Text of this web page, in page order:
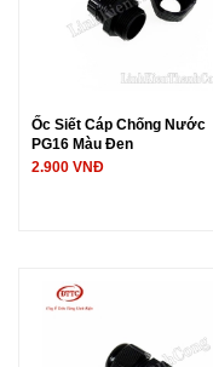
Ốc Siết Cáp Chống Nước
PG16 Màu Đen
2.900 VNĐ